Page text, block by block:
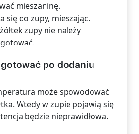
mieszaninę.
się do zupy, mieszając.
zupy nie należy
po dodaniu
może spowodować
Wtedy w zupie pojawią się
będzie nieprawidłowa.